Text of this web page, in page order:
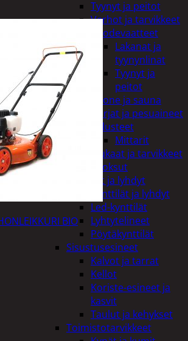
Tyynyt ja peitot
Verhot ja tarvikkeet
Vuodevaatteet
Lakanat ja
tyynynlinat
Tyynyt ja
peitot
Kylpyhuone ja sauna
Harjat ja pesuaineet
Kalusteet
Mittarit
Kiukaat ja tarvikkeet
Tuoksut
Kynttilät ja lyhdyt
Kynttilät ja lyhdyt
Led-kynttilät
Lyhtytelineet
Pöytäkynttilät
Sisustusesineet
Kalvot ja tarrat
Kellot
Koriste-esineet ja
kasvit
Taulut ja kehykset
Toimistotarvikkeet
BIO